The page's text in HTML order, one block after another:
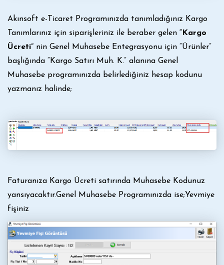
Akınsoft e-Ticaret Programınızda tanımladığınız Kargo
Tanımlarınız için siparişleriniz ile beraber gelen “Kargo
Ücreti” nin Genel Muhasebe Entegrasyonu için “Ürünler”
başlığında “Kargo Satırı Muh. K.” alanına Genel
Muhasebe programınızda belirlediğiniz hesap kodunu
yazmanız halinde;
Faturanıza Kargo Ücreti satırında Muhasebe Kodunuz
yansıyacaktır.Genel Muhasebe Programınızda ise;Yevmiye
fişiniz